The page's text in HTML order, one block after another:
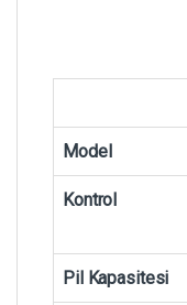
Model
Kontrol
Pil Kapasitesi